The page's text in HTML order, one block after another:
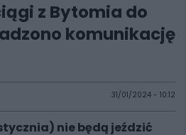
z Bytomia do
komunikację
31/01/2024 - 10:12
nie będą jeździć